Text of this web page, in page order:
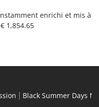
enrichi et mis à
1,854.65
Black Summer Days